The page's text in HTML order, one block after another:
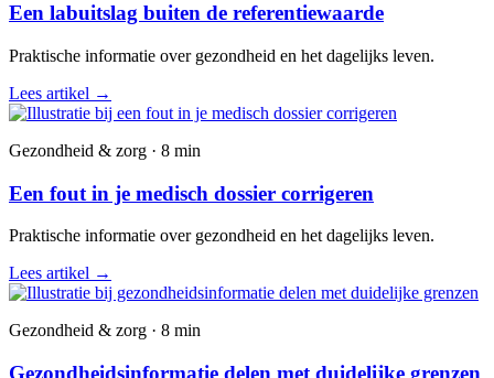
Een labuitslag buiten de referentiewaarde
Praktische informatie over gezondheid en het dagelijks leven.
Lees artikel →
Gezondheid & zorg · 8 min
Een fout in je medisch dossier corrigeren
Praktische informatie over gezondheid en het dagelijks leven.
Lees artikel →
Gezondheid & zorg · 8 min
Gezondheidsinformatie delen met duidelijke grenzen